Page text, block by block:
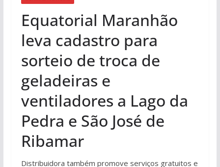
Equatorial Maranhão
leva cadastro para
sorteio de troca de
geladeiras e
ventiladores a Lago da
Pedra e São José de
Ribamar
Distribuidora também promove serviços gratuitos e